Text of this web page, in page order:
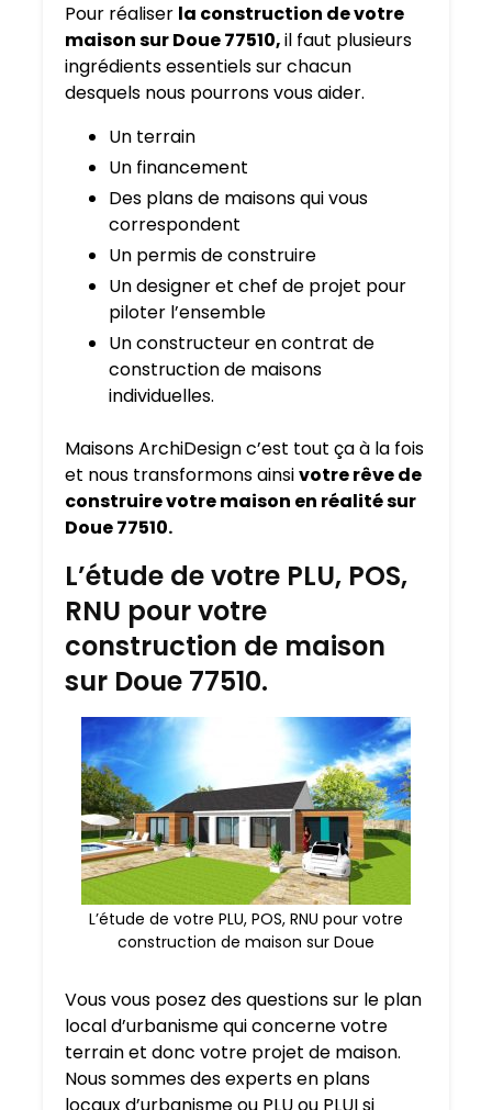
Pour réaliser la construction de votre
maison sur Doue 77510,il faut plusieurs
ingrédients essentiels sur chacun
desquels nous pourrons vous aider.
Un terrain
Un financement
Des plans de maisons qui vous
correspondent
Un permis de construire
Un designer et chef de projet pour
piloter l’ensemble
Un constructeur en contrat de
construction de maisons
individuelles.
Maisons ArchiDesign c’est tout ça à la fois
et nous transformons ainsivotre rêve de
construire votre maison en réalité sur
Doue 77510.
L’étude de votre PLU, POS,
RNU pour votre
construction de maison
sur Doue 77510.
L’étude de votre PLU, POS, RNU pour votre
construction de maison sur Doue
Vous vous posez des questions sur le plan
local d’urbanisme qui concerne votre
terrain et donc votre projet de maison.
Nous sommes des experts en plans